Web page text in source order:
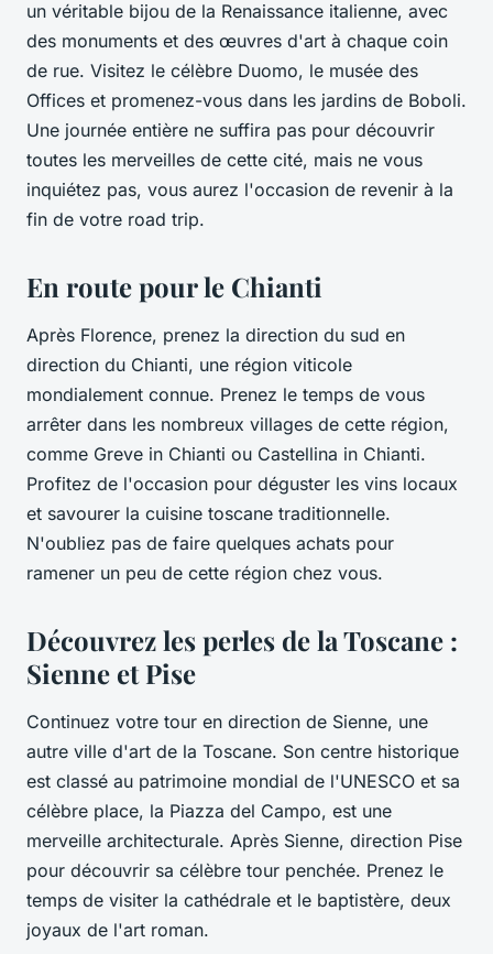
un véritable bijou de la Renaissance italienne, avec
des monuments et des œuvres d'art à chaque coin
de rue. Visitez le célèbre Duomo, le musée des
Offices et promenez-vous dans les jardins de Boboli.
Une journée entière ne suffira pas pour découvrir
toutes les merveilles de cette cité, mais ne vous
inquiétez pas, vous aurez l'occasion de revenir à la
fin de votre road trip.
En route pour le Chianti
Après Florence, prenez la direction du sud en
direction du Chianti, une région viticole
mondialement connue. Prenez le temps de vous
arrêter dans les nombreux villages de cette région,
comme Greve in Chianti ou Castellina in Chianti.
Profitez de l'occasion pour déguster les vins locaux
et savourer la cuisine toscane traditionnelle.
N'oubliez pas de faire quelques achats pour
ramener un peu de cette région chez vous.
Découvrez les perles de la Toscane :
Sienne et Pise
Continuez votre tour en direction de Sienne, une
autre ville d'art de la Toscane. Son centre historique
est classé au patrimoine mondial de l'UNESCO et sa
célèbre place, la Piazza del Campo, est une
merveille architecturale. Après Sienne, direction Pise
pour découvrir sa célèbre tour penchée. Prenez le
temps de visiter la cathédrale et le baptistère, deux
joyaux de l'art roman.